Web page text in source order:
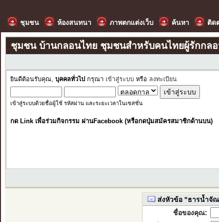
ชุมชน ห้องสนทนา ภาพตกแต่งเว็บ ค้นหา ติด
ชุมชน บ้านกลอนไทย ชุมชนสำหรับคนไทยผู้รักกล
ยินดีต้อนรับคุณ, บุคคลทั่วไป กรุณา เข้าสู่ระบบ หรือ ลงทะเบียน
เข้าสู่ระบบด้วยชื่อผู้ใช้ รหัสผ่าน และระยะเวลาในเซสชั่น
กด Link เพื่อร่วมกิจกรรม ผ่านFacebook (หรือกดปุ่มสมัครสมาชิกด้านบน)
ส่งหัวข้อ "ธารน้ำจัณ
ชื่อของคุณ: